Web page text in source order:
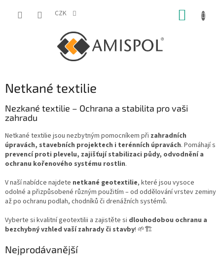
CZK
Netkané textilie
Nezkané textilie – Ochrana a stabilita pro vaši
zahradu
Netkané textilie jsou nezbytným pomocníkem při zahradních
úpravách, stavebních projektech i terénních úpravách. Pomáhají s
prevencí proti plevelu, zajišťují stabilizaci půdy, odvodnění a
ochranu kořenového systému rostlin.
V naší nabídce najdete netkané geotextilie, které jsou vysoce
odolné a přizpůsobené různým použitím – od oddělování vrstev zeminy
až po ochranu podlah, chodníků či drenážních systémů.
Vyberte si kvalitní geotextilii a zajistěte si dlouhodobou ochranu a
bezchybný vzhled vaší zahrady či stavby! 🌱🏗️
Nejprodávanější